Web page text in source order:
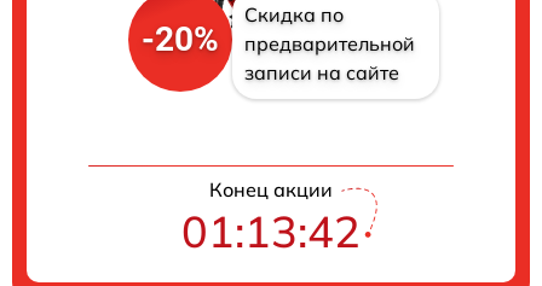
-20%
Скидка по
предварительной
записи на сайте
Конец акции
01:13:41